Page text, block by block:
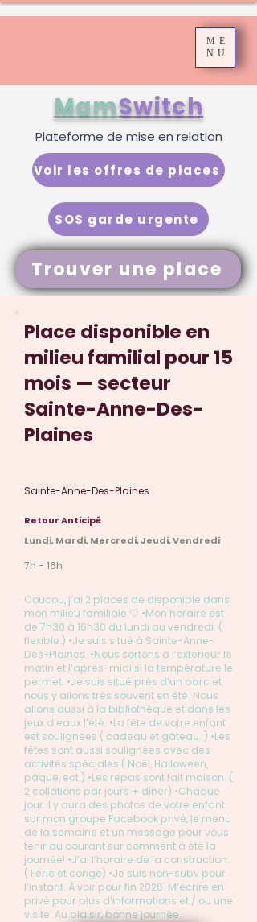
ME
NU
Trouver une place
MamSwitch
SOS garde urgente
Voir les offres de places
Plateforme de mise en relation
Place disponible en
milieu familial pour 15
mois — secteur
Sainte-Anne-Des-
Plaines
Sainte-Anne-Des-Plaines
Retour Anticipé
Lundi, Mardi, Mercredi, Jeudi, Vendredi
7h - 16h
Coucou, j’ai 2 places de disponible dans
mon milieu familiale.🤍 •Mon horaire est
de 7h30 à 16h30 du lundi au vendredi. (
flexible.) •Je suis situé à Sainte-Anne-
Des-Plaines. •Nous sortons à l’extérieur le
matin et l’après-midi si la température le
permet. •Je suis situé près d’un parc et
nous y allons très souvent en été. Nous
allons aussi à la bibliothèque et dans les
jeux d’eaux l’été. •La fête de votre enfant
est soulignées ( cadeau et gâteau. ) •Les
fêtes sont aussi soulignées avec des
activités spéciales ( Noël, Halloween,
pâque, ect.) •Les repas sont fait maison. (
2 collations par jours + dîner) •Chaque
jour il y aura des photos de votre enfant
sur mon groupe Facebook privé, le menu
de la semaine et un message pour vous
tenir au courant sur comment à été la
journée! •J’ai l’horaire de la construction.
( Férié et congé) •Je suis non-subv pour
l’instant. À voir pour fin 2026. M’écrire en
privé pour plus d’informations et / ou une
visite. Au plaisir, bonne journée.